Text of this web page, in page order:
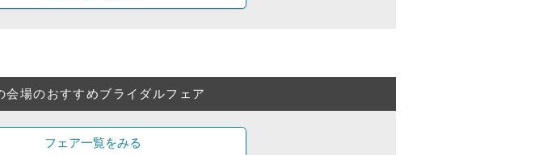
会場のおすすめブライダルフェア
フェア一覧をみる